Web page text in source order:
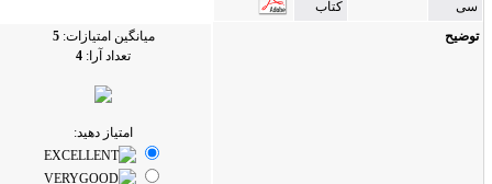
میانگین امتیازات:5